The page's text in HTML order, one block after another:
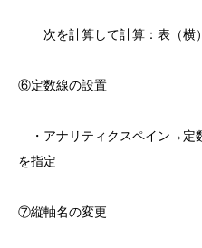
次を計算して計算：表（横）
⑥定数線の設置
・アナリティクスペイン→定
を指定
⑦縦軸名の変更